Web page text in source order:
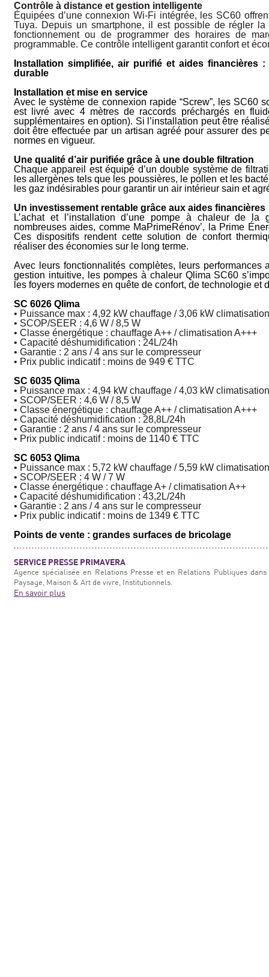
Contrôle à distance et gestion intelli­gente
Équipées d’une connexion Wi-Fi intégrée, les SC60
Tuya. Depuis un smartphone, il est possible de régler
fonctionnement ou de programmer des horaires de
program­mable. Ce contrôle intelligent garantit confort et
Installation simplifiée, air purifié et aides
durable
Installation et mise en service
Avec le système de connexion rapide “Screw”, les SC60
est livré avec 4 mètres de raccords préchargés en
supplé­mentaires en option). Si l’installation peut être
doit être effectuée par un artisan agréé pour assurer des
normes en vi­gueur.
Une qualité d’air purifiée grâce à une double filtration
Chaque appareil est équipé d’un double système de
les allergènes tels que les poussières, le pollen et les
les gaz indésirables pour garantir un air intérieur sain et
Un investissement rentable grâce aux aides financières
L’achat et l’installation d’une pompe à chaleur de la
nombreuses aides, comme MaPrimeRénov’, la Prime
Ces dispositifs rendent cette solution de confort
réaliser des économies sur le long terme.
Avec leurs fonctionnalités complètes, leurs performances
gestion intuitive, les pompes à chaleur Qlima SC60
les foyers modernes en quête de confort, de technologie et
SC 6026 Qlima
• Puissance max : 4,92 kW chauffage / 3,06 kW climatisation
• SCOP/SEER : 4,6 W / 8,5 W
• Classe énergétique : chauffage A++ / climatisation A+++
• Capacité déshumidification : 24L/24h
• Garantie : 2 ans / 4 ans sur le com­presseur
• Prix public indicatif : moins de 949 € TTC
SC 6035 Qlima
• Puissance max : 4,94 kW chauffage / 4,03 kW climatisation
• SCOP/SEER : 4,6 W / 8,5 W
• Classe énergétique : chauffage A++ / climatisation A+++
• Capacité déshumidification : 28,8L/24h
• Garantie : 2 ans / 4 ans sur le com­presseur
• Prix public indicatif : moins de 1140 € TTC
SC 6053 Qlima
• Puissance max : 5,72 kW chauffage / 5,59 kW climatisation
• SCOP/SEER : 4 W / 7 W
• Classe énergétique : chauffage A+ / climatisation A++
• Capacité déshumidification : 43,2L/24h
• Garantie : 2 ans / 4 ans sur le com­presseur
• Prix public indicatif : moins de 1349 € TTC
Points de vente : grandes surfaces de bricolage
SERVICE PRESSE PRIMAVERA
Agence spécialisée en Relations Presse et en Relations Publiques
Paysage, Maison & Art de vivre, Institutionnels.
En savoir plus